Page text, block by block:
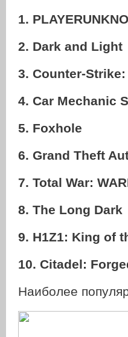
1.
2. Dark and Light
3. Counter-
4. Car Mechanic
5. Foxhole
6. Grand Theft
7. Total War:
8. The Long Dark
9. H1Z1: King of
10. Citadel:
Наиболее